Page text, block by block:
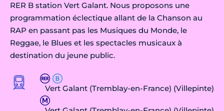
RER B station Vert Galant. Nous proposons une
programmation éclectique allant de la Chanson au
RAP en passant pas les Musiques du Monde, le
Reggae, le Blues et les spectacles musicaux à
destination du jeune public.
Vert Galant (Tremblay-en-France) (Villepinte)